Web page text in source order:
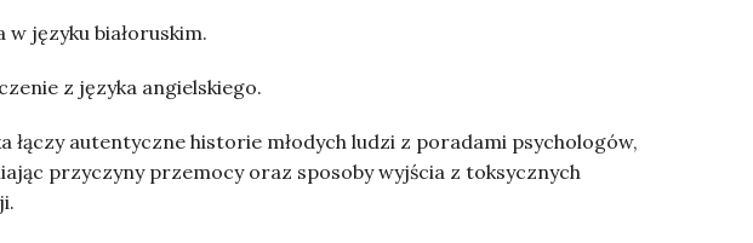
w języku białoruskim.
z języka angielskiego.
łączy autentyczne historie młodych ludzi z poradami psychologów,
przyczyny przemocy oraz sposoby wyjścia z toksycznych